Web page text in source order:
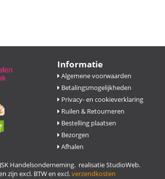
Informatie
Algemene voorwaarden
Betalingsmogelijkheden
Privacy- en cookieverklaring
Ruilen & Retourneren
Bestelling plaatsen
Bezorgen
Afhalen
Handelsonderneming. realisatieStudioWeb.
zijn excl. BTW en excl.verzendkosten